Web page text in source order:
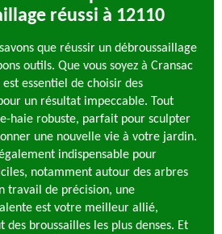
réussi à 12110
que réussir un débroussaillage
outils. Que vous soyez à Cransac
essentiel de choisir des
un résultat impeccable. Tout
haie robuste, parfait pour sculpter
une nouvelle vie à votre jardin.
indispensable pour
notamment autour des arbres
travail de précision, une
est votre meilleur allié,
broussailles les plus denses. Et